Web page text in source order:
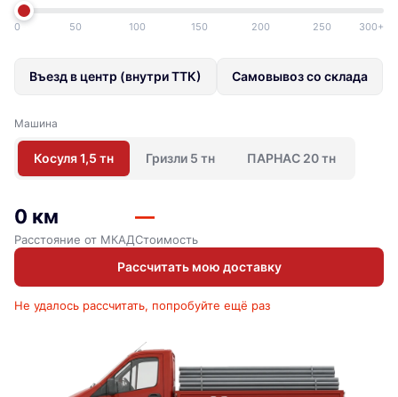
0 50 100 150 200 250 300+
Въезд в центр (внутри ТТК) Самовывоз со склада
Машина
Косуля 1,5 тн Гризли 5 тн ПАРНАС 20 тн
0 км
Расстояние от МКАД
—
Стоимость
Рассчитать мою доставку
Не удалось рассчитать, попробуйте ещё раз